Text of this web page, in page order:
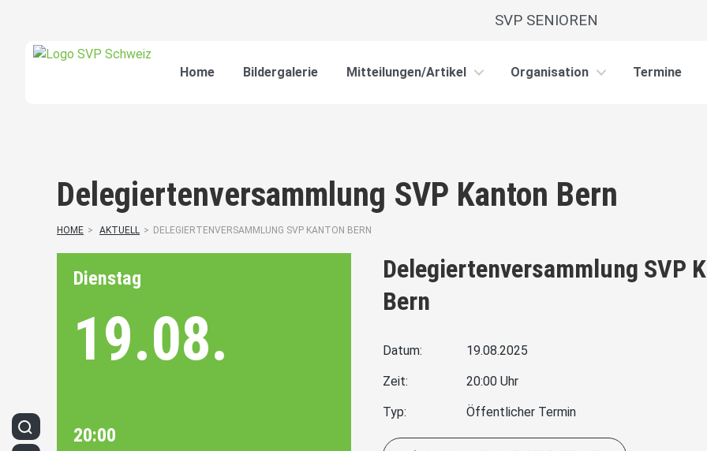
SVP SENIOREN
Home Bildergalerie Mitteilungen/Artikel Organisation Termine
Delegiertenversammlung SVP Kanton Bern
HOME > AKTUELL > DELEGIERTENVERSAMMLUNG SVP KANTON BERN
Dienstag
19.08.
20:00
Delegiertenversammlung SVP
Bern
Datum: 19.08.2025
Zeit: 20:00 Uhr
Typ: Öffentlicher Termin